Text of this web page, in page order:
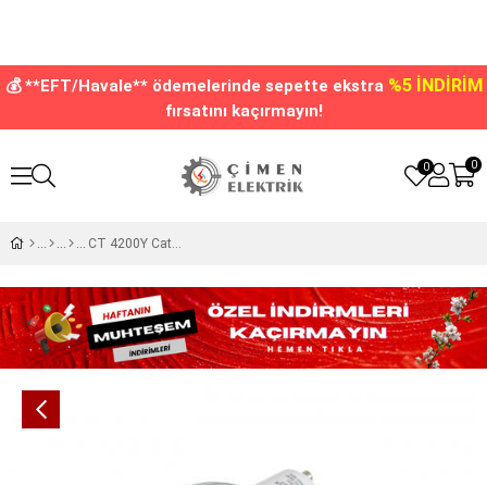
💰 **EFT/Havale** ödemelerinde sepette ekstra %5 İNDİRİM
fırsatını kaçırmayın!
0
0
CT 4200Y Cata 3 w Çanak Led Ampul Yeşil Işık GU-10 Duy